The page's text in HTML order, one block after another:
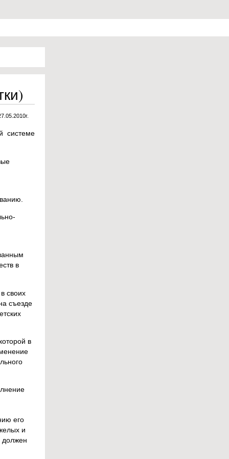
системе
в
своих
съезде
в
его
и
должен